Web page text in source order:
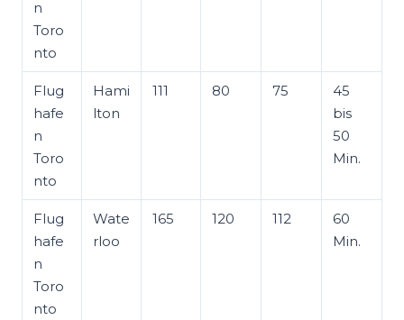
n
Toro
nto
Flug
hafe
n
Toro
nto
Hami
lton
111 80 75
45
bis
50
Min.
Flug
hafe
n
Toro
nto
Wate
rloo
165 120 112
60
Min.